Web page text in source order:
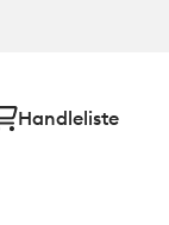
Handleliste